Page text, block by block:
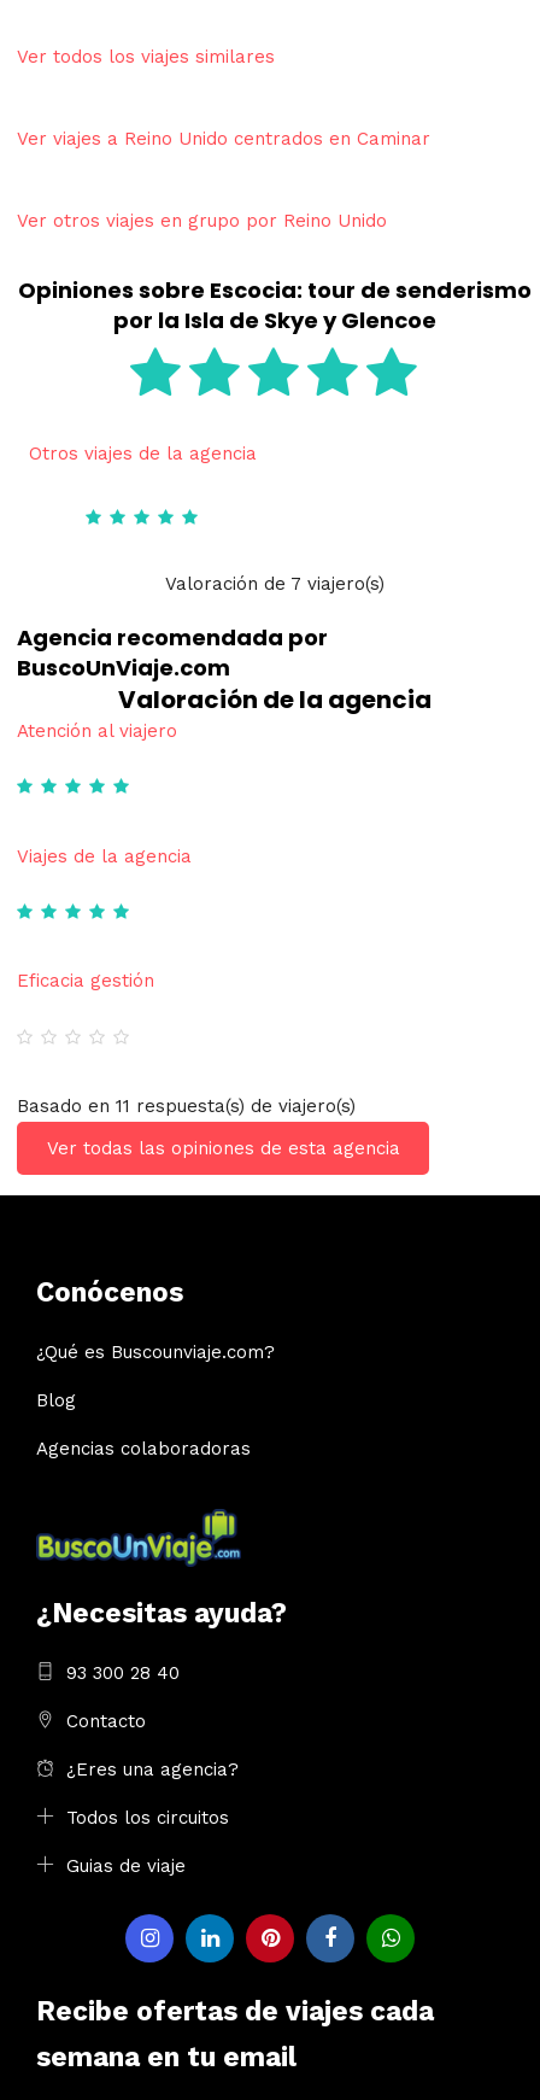
Ver todos los viajes similares
Ver viajes a Reino Unido centrados en Caminar
Ver otros viajes en grupo por Reino Unido
Opiniones sobre Escocia: tour de senderismo
por la Isla de Skye y Glencoe
Otros viajes de la agencia
Valoración de 7 viajero(s)
Agencia recomendada por
BuscoUnViaje.com
Valoración de la agencia
Atención al viajero
Viajes de la agencia
Eficacia gestión
Basado en 11 respuesta(s) de viajero(s)
Ver todas las opiniones de esta agencia
Conócenos
¿Qué es Buscounviaje.com?
Blog
Agencias colaboradoras
¿Necesitas ayuda?
93 300 28 40
Contacto
¿Eres una agencia?
Todos los circuitos
Guias de viaje
Recibe ofertas de viajes cada
semana en tu email